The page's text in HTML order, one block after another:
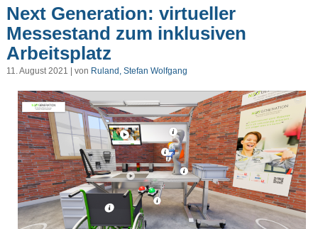
Next Generation: virtueller
Messestand zum inklusiven
Arbeitsplatz
11. August 2021 | von Ruland, Stefan Wolfgang